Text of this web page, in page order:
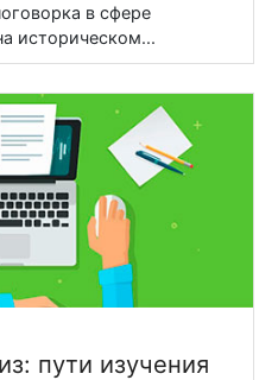
в сфере
историческом...
пути изучения